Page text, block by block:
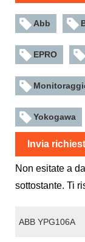
Abb
EPRO
Yokogawa
Invia
Non esitate a
sottostante. Ti